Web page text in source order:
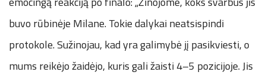
buvo rūbinėje Milane. Tokie dalykai neatsispindi
protokole. Sužinojau, kad yra galimybė jį pasikviesti, o
mums reikėjo žaidėjo, kuris gali žaisti 4–5 pozicijoje. Jis